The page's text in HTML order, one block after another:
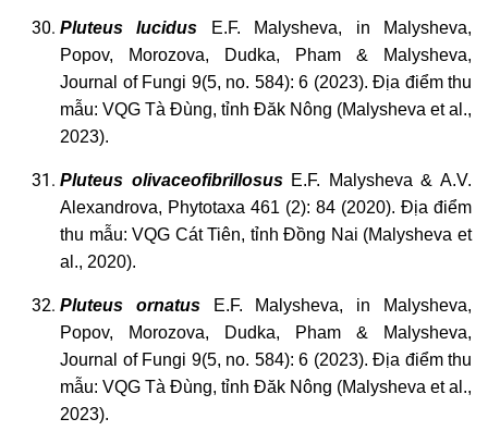
Pluteus lucidus E.F. Malysheva, in Malysheva,
Popov, Morozova, Dudka, Pham & Malysheva,
Journal of Fungi 9(5, no. 584): 6 (2023). Địa điểm thu
mẫu: VQG Tà Đùng, tỉnh Đăk Nông (Malysheva et al.,
2023).
Pluteus olivaceofibrillosusE.F. Malysheva & A.V.
Alexandrova, Phytotaxa 461 (2): 84 (2020). Địa điểm
thu mẫu: VQG Cát Tiên, tỉnh Đồng Nai (Malysheva et
al., 2020).
Pluteus ornatusE.F. Malysheva, in Malysheva,
Popov, Morozova, Dudka, Pham & Malysheva,
Journal of Fungi 9(5, no. 584): 6 (2023). Địa điểm thu
mẫu: VQG Tà Đùng, tỉnh Đăk Nông (Malysheva et al.,
2023).